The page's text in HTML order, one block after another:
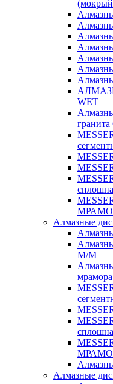
(мокрый
WET
Алмазные
M/M
Алмазные